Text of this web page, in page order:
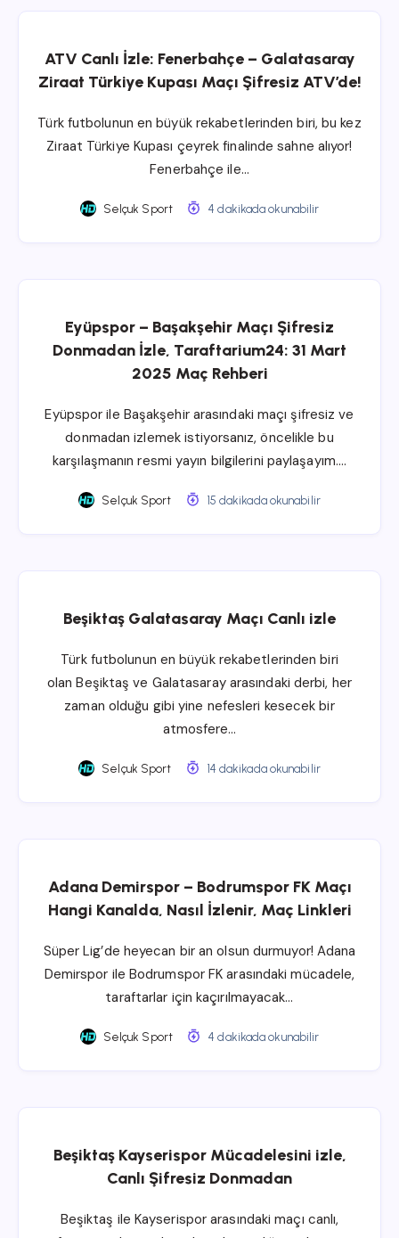
ATV Canlı İzle: Fenerbahçe – Galatasaray
Ziraat Türkiye Kupası Maçı Şifresiz ATV’de!
Türk futbolunun en büyük rekabetlerinden biri, bu kez
Ziraat Türkiye Kupası çeyrek finalinde sahne alıyor!
Fenerbahçe ile…
Selçuk Sport 4 dakikada okunabilir
Eyüpspor – Başakşehir Maçı Şifresiz
Donmadan İzle, Taraftarium24: 31 Mart
2025 Maç Rehberi
Eyüpspor ile Başakşehir arasındaki maçı şifresiz ve
donmadan izlemek istiyorsanız, öncelikle bu
karşılaşmanın resmi yayın bilgilerini paylaşayım….
Selçuk Sport 15 dakikada okunabilir
Beşiktaş Galatasaray Maçı Canlı izle
Türk futbolunun en büyük rekabetlerinden biri
olan Beşiktaş ve Galatasaray arasındaki derbi, her
zaman olduğu gibi yine nefesleri kesecek bir
atmosfere…
Selçuk Sport 14 dakikada okunabilir
Adana Demirspor – Bodrumspor FK Maçı
Hangi Kanalda, Nasıl İzlenir, Maç Linkleri
Süper Lig’de heyecan bir an olsun durmuyor! Adana
Demirspor ile Bodrumspor FK arasındaki mücadele,
taraftarlar için kaçırılmayacak…
Selçuk Sport 4 dakikada okunabilir
Beşiktaş Kayserispor Mücadelesini izle,
Canlı Şifresiz Donmadan
Beşiktaş ile Kayserispor arasındaki maçı canlı,